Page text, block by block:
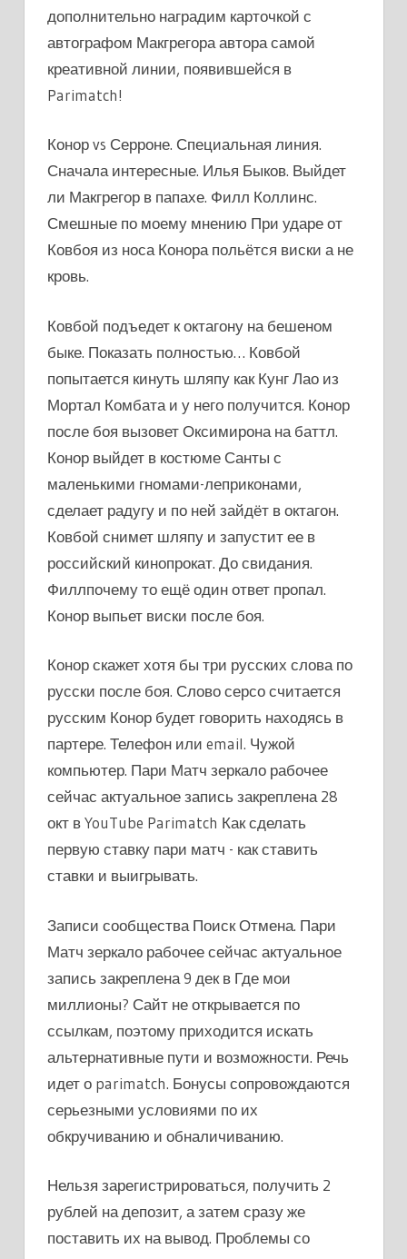
дополнительно наградим карточкой с
автографом Макгрегора автора самой
креативной линии, появившейся в
Parimatch!
Конор vs Серроне. Специальная линия.
Сначала интересные. Илья Быков. Выйдет
ли Макгрегор в папахе. Филл Коллинс.
Смешные по моему мнению При ударе от
Ковбоя из носа Конора польётся виски а не
кровь.
Ковбой подъедет к октагону на бешеном
быке. Показать полностью… Ковбой
попытается кинуть шляпу как Кунг Лао из
Мортал Комбата и у него получится. Конор
после боя вызовет Оксимирона на баттл.
Конор выйдет в костюме Санты с
маленькими гномами-леприконами,
сделает радугу и по ней зайдёт в октагон.
Ковбой снимет шляпу и запустит ее в
российский кинопрокат. До свидания.
Филлпочему то ещё один ответ пропал.
Конор выпьет виски после боя.
Конор скажет хотя бы три русских слова по
русски после боя. Слово серсо считается
русским Конор будет говорить находясь в
партере. Телефон или email. Чужой
компьютер. Пари Матч зеркало рабочее
сейчас актуальное запись закреплена 28
окт в YouTube Parimatch Как сделать
первую ставку пари матч - как ставить
ставки и выигрывать.
Записи сообщества Поиск Отмена. Пари
Матч зеркало рабочее сейчас актуальное
запись закреплена 9 дек в Где мои
миллионы? Сайт не открывается по
ссылкам, поэтому приходится искать
альтернативные пути и возможности. Речь
идет о parimatch. Бонусы сопровождаются
серьезными условиями по их
обкручиванию и обналичиванию.
Нельзя зарегистрироваться, получить 2
рублей на депозит, а затем сразу же
поставить их на вывод. Проблемы со